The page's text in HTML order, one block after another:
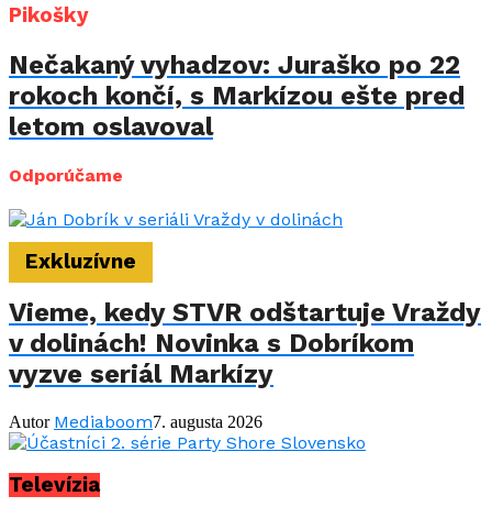
Pikošky
Nečakaný vyhadzov: Juraško po 22
rokoch končí, s Markízou ešte pred
letom oslavoval
Odporúčame
Exkluzívne
Vieme, kedy STVR odštartuje Vraždy
v dolinách! Novinka s Dobríkom
vyzve seriál Markízy
Autor Mediaboom7. augusta 2026
Televízia